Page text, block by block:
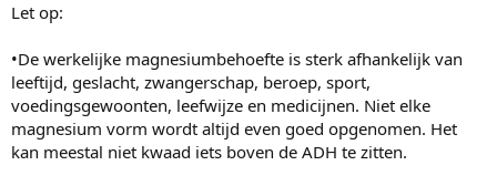
Let op:
•De werkelijke magnesiumbehoefte is sterk afhankelijk van
leeftijd, geslacht, zwangerschap, beroep, sport,
voedingsgewoonten, leefwijze en medicijnen. Niet elke
magnesium vorm wordt altijd even goed opgenomen. Het
kan meestal niet kwaad iets boven de ADH te zitten.